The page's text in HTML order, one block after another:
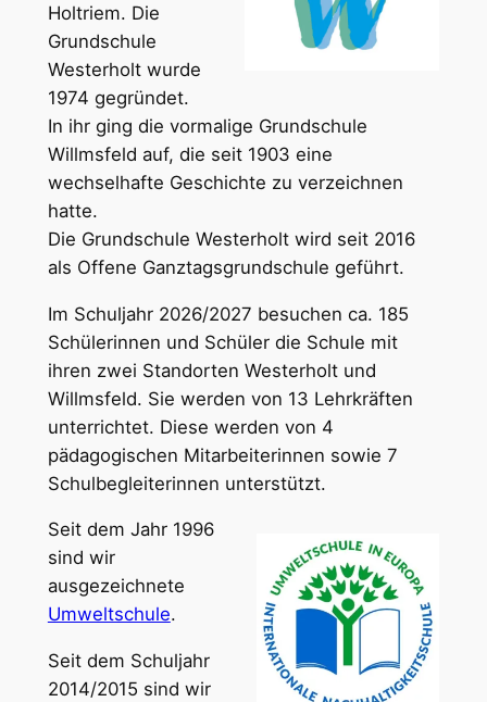
Holtriem. Die
Grundschule
Westerholt wurde
1974 gegründet.
In ihr ging die vormalige Grundschule
Willmsfeld auf, die seit 1903 eine
wechselhafte Geschichte zu verzeichnen
hatte.
Die Grundschule Westerholt wird seit 2016
als Offene Ganztagsgrundschule geführt.
Im Schuljahr 2026/2027 besuchen ca. 185
Schülerinnen und Schüler die Schule mit
ihren zwei Standorten Westerholt und
Willmsfeld. Sie werden von 13 Lehrkräften
unterrichtet. Diese werden von 4
pädagogischen Mitarbeiterinnen sowie 7
Schulbegleiterinnen unterstützt.
Seit dem Jahr 1996
sind wir
ausgezeichnete
Umweltschule.
Seit dem Schuljahr
2014/2015 sind wir